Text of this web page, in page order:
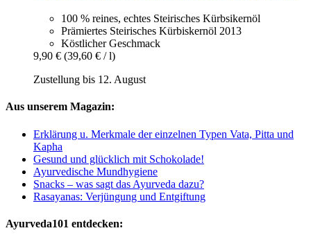
100 % reines, echtes Steirisches Kürbsikernöl
Prämiertes Steirisches Kürbiskernöl 2013
Köstlicher Geschmack
9,90 € (39,60 € / l)
Zustellung bis 12. August
Aus unserem Magazin:
Erklärung u. Merkmale der einzelnen Typen Vata, Pitta und
Kapha
Gesund und glücklich mit Schokolade!
Ayurvedische Mundhygiene
Snacks – was sagt das Ayurveda dazu?
Rasayanas: Verjüngung und Entgiftung
Ayurveda101 entdecken: